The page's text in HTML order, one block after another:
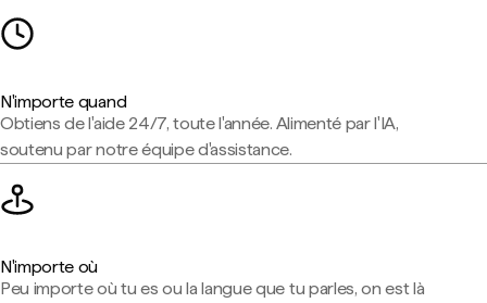
N'importe quand
Obtiens de l'aide 24/7, toute l'année. Alimenté par l'IA,
soutenu par notre équipe d'assistance.
N'importe où
Peu importe où tu es ou la langue que tu parles, on est là